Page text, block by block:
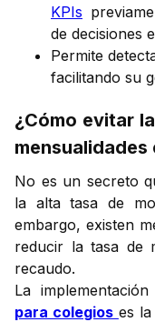
KPIs
de decisiones
Permite
facilitando su
¿Cómo evitar
mensualidades
No es un secreto
la alta tasa de
embargo, existen
reducir la tasa de
recaudo.
La
para colegios es